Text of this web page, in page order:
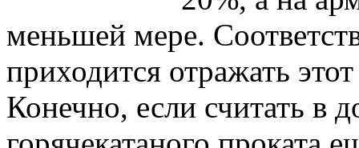
меньшей мере.
приходится отражать
Конечно, если считать в